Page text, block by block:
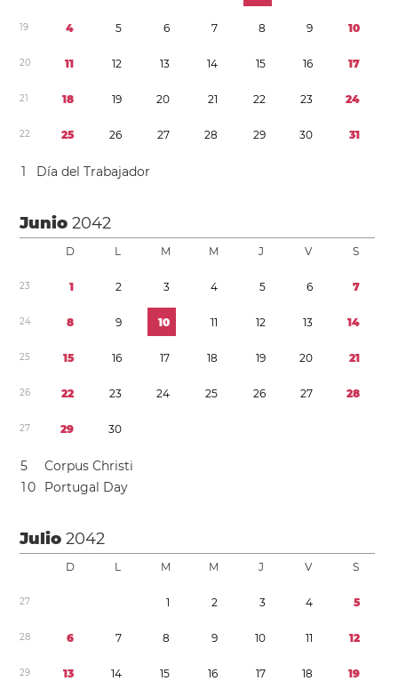
19 4 5 6 7 8 9 10
20 11 12 13 14 15 16 17
21 18 19 20 21 22 23 24
22 25 26 27 28 29 30 31
1 Día del Trabajador
Junio2042
D L M M J V S
23 1 2 3 4 5 6 7
24 8 9 10 11 12 13 14
25 15 16 17 18 19 20 21
26 22 23 24 25 26 27 28
27 29 30
5
Corpus Christi
10 Portugal Day
Julio2042
D L M M J V S
27 1 2 3 4 5
28 6 7 8 9 10 11 12
29 13 14 15 16 17 18 19